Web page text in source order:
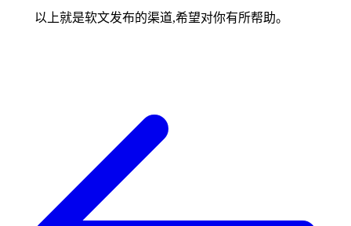
以上就是软文发布的渠道,希望对你有所帮助。